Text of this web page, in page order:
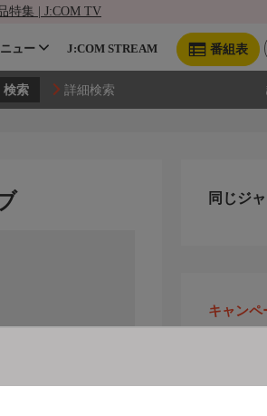
特集 | J:COM TV
番組表
ュー J:COM STREAM
詳細検索
同じジ
キャンペ